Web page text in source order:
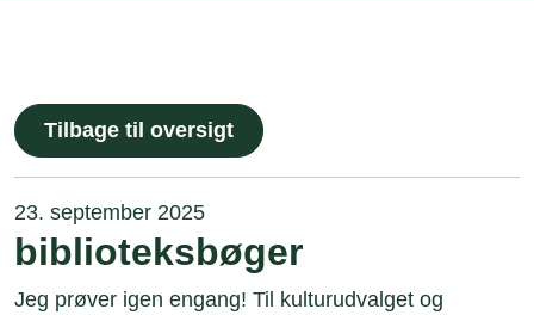
Tilbage til oversigt
23. september 2025
biblioteksbøger
Jeg prøver igen engang! Til kulturudvalget og